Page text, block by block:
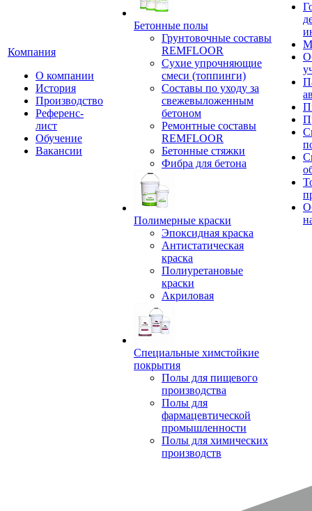
Компания
О компании
История
Производство
Референс-
лист
Обучение
Вакансии
Бетонные полы
Грунтовочные составы
REMFLOOR
Сухие упрочняющие
смеси (топпинги)
Составы по уходу за
свежевыложенным
бетоном
Ремонтные составы
REMFLOOR
Бетонные стяжки
Фибра для бетона
Полимерные краски
Эпоксидная краска
Антистатическая
краска
Полиуретановые
краски
Акриловая
Специальные химстойкие
покрытия
Полы для пищевого
производства
Полы для
фармацевтической
промышленности
Полы для химических
производств